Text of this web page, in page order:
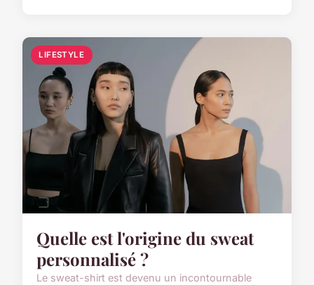
LIFESTYLE
Quelle est l'origine du sweat
personnalisé ?
Le sweat-shirt est devenu un incontournable